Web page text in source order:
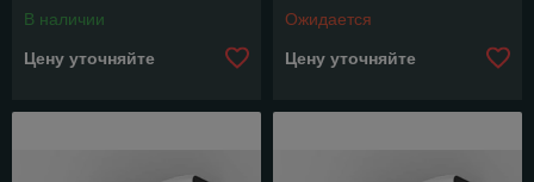
В наличии
Цену уточняйте
Ожидается
Цену уточняйте